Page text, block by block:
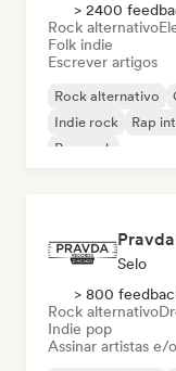
> 2400
Rock alternativo
Folk indie
Escrever artigos
Rock alternativo
Indie rock
Rap
Pop rock
Selo
> 800
Rock alternativo
Indie pop
Assinar artistas e/